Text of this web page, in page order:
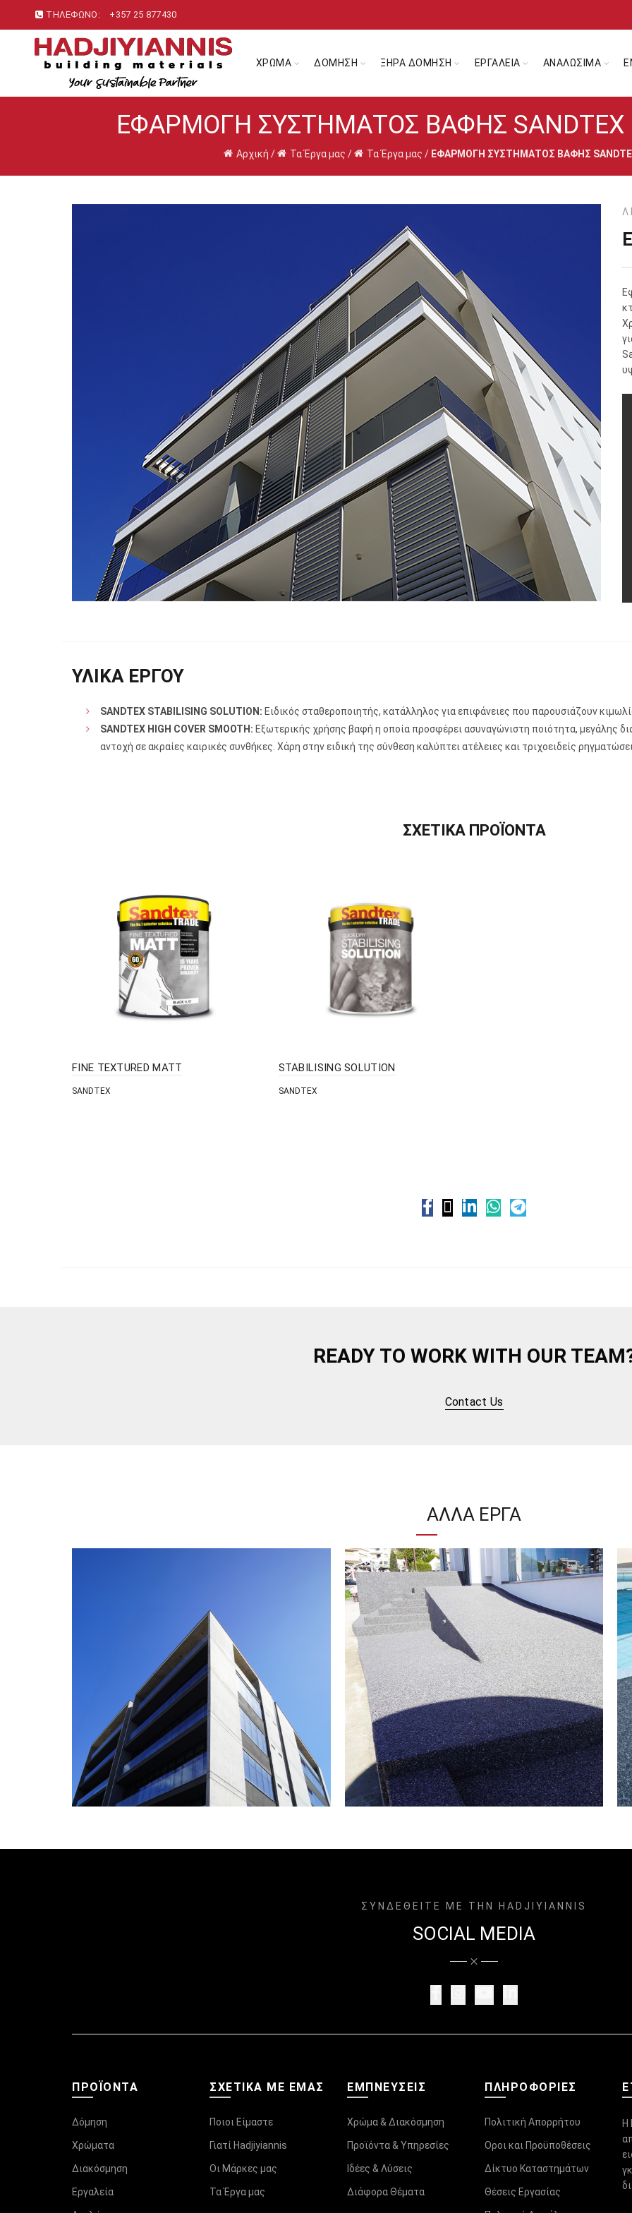
ΤΗΛΕΦΩΝΟ: +357 25 877430
ΧΡΩΜΑ ΔΟΜΗΣΗ ΞΗΡΑ ΔΟΜΗΣΗ ΕΡΓΑΛΕΙΑ ΑΝΑΛΩΣΙΜΑ
ΕΦΑΡΜΟΓΗ ΣΥΣΤΗΜΑΤΟΣ ΒΑΦΗΣ SANDTEX
Αρχική / Τα Έργα μας / Τα Έργα μας / ΕΦΑΡΜΟΓΗ ΣΥΣΤΗΜΑΤΟΣ ΒΑΦΗΣ
ΥΛΙΚΑ ΕΡΓΟΥ
SANDTEX STABILISING SOLUTION: Ειδικός σταθεροποιητής, κατάλληλος για επιφάνειες που παρουσιάζουν
SANDTEX HIGH COVER SMOOTH: Εξωτερικής χρήσης βαφή η οποία προσφέρει ασυναγώνιστη ποιότητα, μεγάλης
αντοχή σε ακραίες καιρικές συνθήκες. Χάρη στην ειδική της σύνθεση καλύπτει ατέλειες και τριχοειδείς
ΣΧΕΤΙΚΑ ΠΡΟΪΟΝΤΑ
FINE TEXTURED MATT
SANDTEX
STABILISING SOLUTION
SANDTEX
READY TO WORK WITH OUR
Contact Us
ΆΛΛΑ ΈΡΓΑ
ΣΥΝΔΕΘΕΙΤΕ ΜΕ ΤΗΝ HADJIYIANNIS
SOCIAL MEDIA
ΠΡΟΪΌΝΤΑ
Δόμηση
Χρώματα
Διακόσμηση
Εργαλεία
ΣΧΕΤΙΚΆ ΜΕ ΕΜΑΣ
Ποιοι Είμαστε
Γιατί Hadjiyiannis
Οι Μάρκες μας
Τα Έργα μας
ΕΜΠΝΕΥΣΕΙΣ
Χρώμα & Διακόσμηση
Προϊόντα & Υπηρεσίες
Ιδέες & Λύσεις
Διάφορα Θέματα
ΠΛΗΡΟΦΟΡΊΕΣ
Πολιτική Απορρήτου
Οροι και Προϋποθέσεις
Δίκτυο Καταστημάτων
Θέσεις Εργασίας
Η